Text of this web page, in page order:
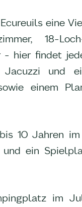
eine
18-
hier findet
und
einem
10 Jahren
und ein
im